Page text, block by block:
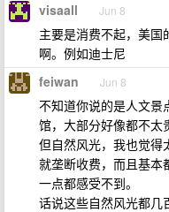
visaall Jun 8
主要是消费不起，美
啊。例如迪士尼
feiwan Jun 8
不知道你说的是人文景
馆，大部分好像都不太
但自然风光，我也觉得
就垄断收费，而且基本
一点都感受不到。
话说这些自然风光都几